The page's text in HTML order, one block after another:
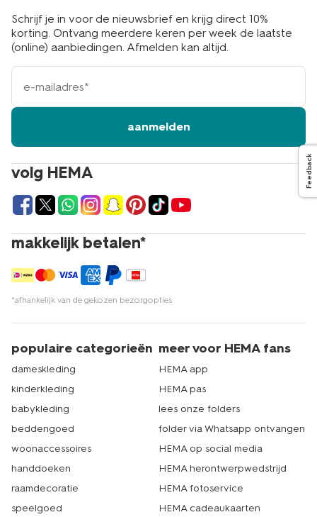
volg HEMA
makkelijk betalen*
*afhankelijk van de gekozen bezorgopties
Schrijf je in voor de nieuwsbrief en krijg direct 10%
korting. Ontvang meerdere keren per week de laatste
(online) aanbiedingen. Afmelden kan altijd.
e-
mailadres
aanmelden
populaire categorieën
dameskleding
kinderkleding
babykleding
beddengoed
woonaccessoires
handdoeken
raamdecoratie
speelgoed
meer voor HEMA fans
HEMA app
HEMA pas
lees onze folders
folder via Whatsapp ontvangen
HEMA op social media
HEMA herontwerpwedstrijd
HEMA fotoservice
HEMA cadeaukaarten
Feedback